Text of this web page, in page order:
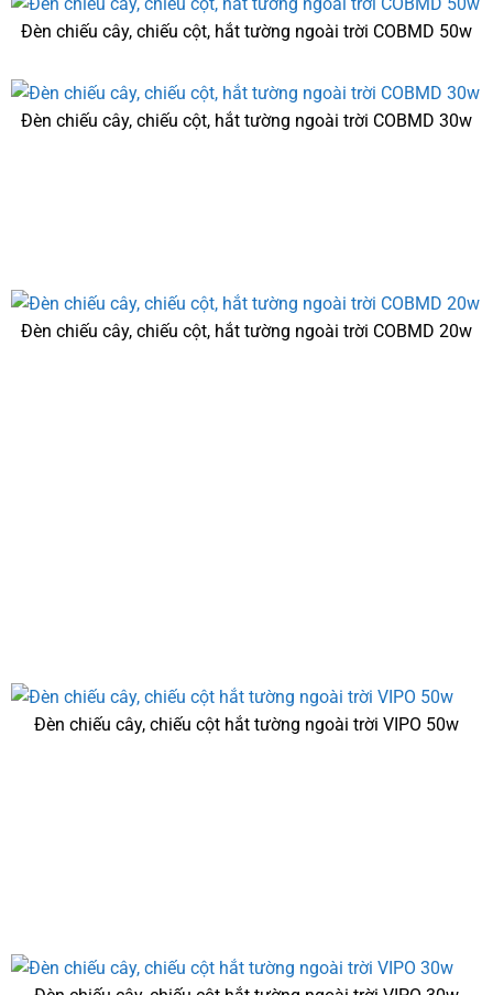
Đèn chiếu cây, chiếu cột, hắt tường ngoài trời COBMD 50w
Đèn chiếu cây, chiếu cột, hắt tường ngoài trời COBMD 30w
Đèn chiếu cây, chiếu cột, hắt tường ngoài trời COBMD 20w
Đèn chiếu cây, chiếu cột hắt tường ngoài trời VIPO 50w